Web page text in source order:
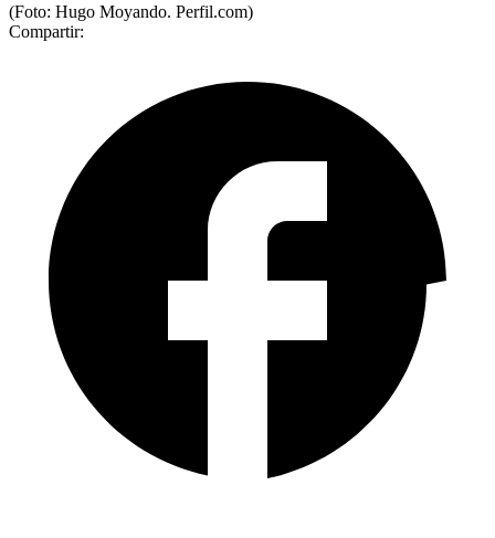
(Foto: Hugo Moyando. Perfil.com)
Compartir: